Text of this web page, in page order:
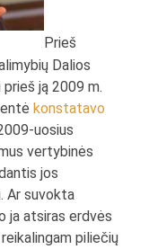
Prieš
Dalios
ją 2009 m.
konstatavo
uosius
vertybinės
jos
Ar suvokta
ja atsiras erdvės
piliečių